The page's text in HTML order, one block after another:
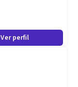
Ver perfil